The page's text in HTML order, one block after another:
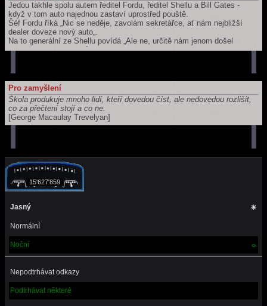
Jedou takhle spolu autem ředitel Fordu, ředitel Shellu a Bill Gates -
když v tom auto najednou zastaví uprostřed pouště.
Šéf Fordu říká „Nic se neděje, zavolám sekretářce, ať nám nejbližší
dealer doveze nový auto„.
Na to generální ze Shellu povídá „Ale ne, určitě nám jenom došel
benzín - zavolám klukům, přijedou s cisternou, a dotankujem”.
Pro zamyšlení
Škola produkuje mnoho lidí, kteří dovedou číst, ale nedovedou rozlišit,
co za přečtení stojí a co ne.
[George Macaulay Trevelyan]
15'627'859
Jasný ☀
Normální
Noční ☼
Nepodtrhávat odkazy
Podtrhávat některé